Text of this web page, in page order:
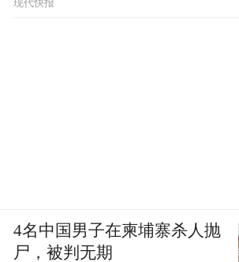
现代快报
4名中国男子在柬埔寨杀人抛
尸，被判无期